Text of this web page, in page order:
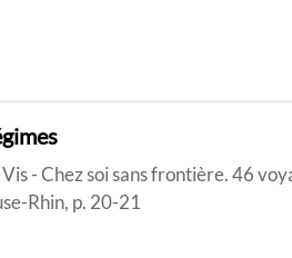
- Chez soi sans frontière. 46
Rhin, p. 20-21